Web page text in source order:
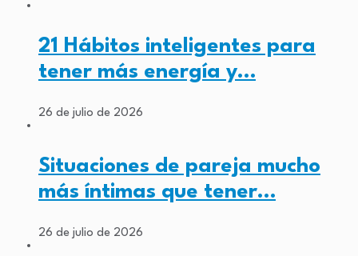
21 Hábitos inteligentes para
tener más energía y…
26 de julio de 2026
Situaciones de pareja mucho
más íntimas que tener…
26 de julio de 2026